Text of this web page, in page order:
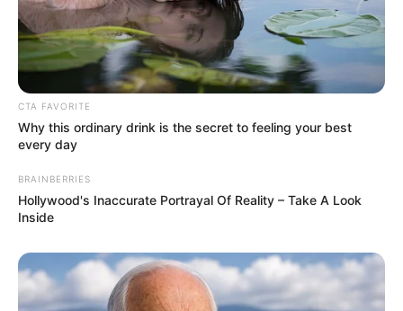
CTA FAVORITE
Why this ordinary drink is the secret to feeling your best
every day
BRAINBERRIES
Hollywood's Inaccurate Portrayal Of Reality – Take A Look
Inside